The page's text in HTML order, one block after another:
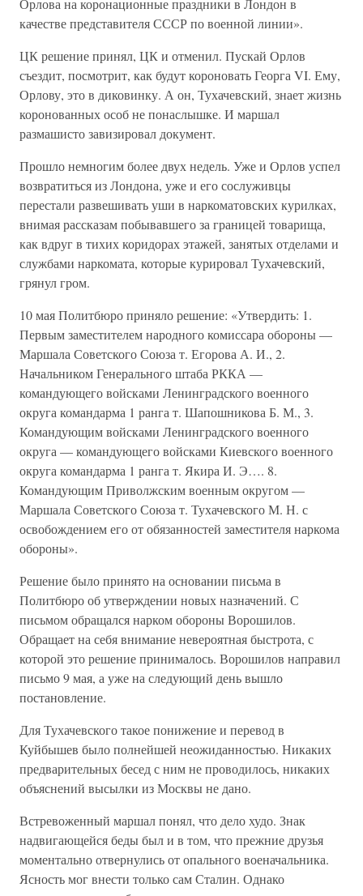
Орлова на коронационные праздники в Лондон в
качестве представителя СССР по военной линии».
ЦК решение принял, ЦК и отменил. Пускай Орлов
съездит, посмотрит, как будут короновать Георга VI. Ему,
Орлову, это в диковинку. А он, Тухачевский, знает жизнь
коронованных особ не понаслышке. И маршал
размашисто завизировал документ.
Прошло немногим более двух недель. Уже и Орлов успел
возвратиться из Лондона, уже и его сослуживцы
перестали развешивать уши в наркоматовских курилках,
внимая рассказам побывавшего за границей товарища,
как вдруг в тихих коридорах этажей, занятых отделами и
службами наркомата, которые курировал Тухачевский,
грянул гром.
10 мая Политбюро приняло решение: «Утвердить: 1.
Первым заместителем народного комиссара обороны —
Маршала Советского Союза т. Егорова А. И., 2.
Начальником Генерального штаба РККА —
командующего войсками Ленинградского военного
округа командарма 1 ранга т. Шапошникова Б. М., 3.
Командующим войсками Ленинградского военного
округа — командующего войсками Киевского военного
округа командарма 1 ранга т. Якира И. Э…. 8.
Командующим Приволжским военным округом —
Маршала Советского Союза т. Тухачевского М. Н. с
освобождением его от обязанностей заместителя наркома
обороны».
Решение было принято на основании письма в
Политбюро об утверждении новых назначений. С
письмом обращался нарком обороны Ворошилов.
Обращает на себя внимание невероятная быстрота, с
которой это решение принималось. Ворошилов направил
письмо 9 мая, а уже на следующий день вышло
постановление.
Для Тухачевского такое понижение и перевод в
Куйбышев было полнейшей неожиданностью. Никаких
предварительных бесед с ним не проводилось, никаких
объяснений высылки из Москвы не дано.
Встревоженный маршал понял, что дело худо. Знак
надвигающейся беды был и в том, что прежние друзья
моментально отвернулись от опального военачальника.
Ясность мог внести только сам Сталин. Однако